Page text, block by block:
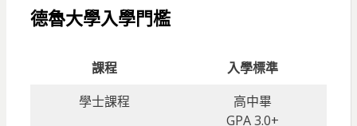
德魯大學入學門檻
課程
入學標準
學士課程
高中畢
GPA 3.0+